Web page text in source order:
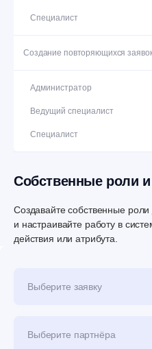
Собственные роли
Создавайте собственные роли
и настраивайте работу в
действия или атрибута.
Специалист
Создание повторяющихся
Администратор
Ведущий специалист
Специалист
Выберите заявку
Выберите партнёра